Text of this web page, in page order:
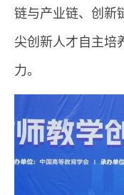
链与产业链、创新
尖创新人才自主培
力。